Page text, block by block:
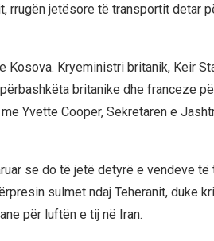
rrugën jetësore të transportit detar
Kryeministri britanik, Keir
britanike dhe franceze
Yvette Cooper, Sekretaren e
se do të jetë detyrë e vendeve të
sulmet ndaj Teheranit, duke
për luftën e tij në Iran.